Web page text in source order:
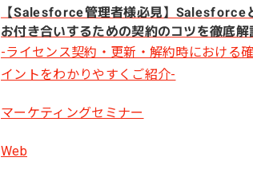
【Salesforce管理者様必見】Salesforce
お付き合いするための契約のコツを徹底解
-ライセンス契約・更新・解約時における
イントをわかりやすくご紹介-
マーケティングセミナー
Web